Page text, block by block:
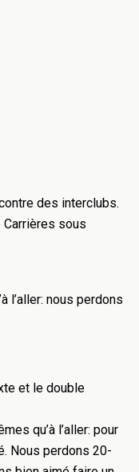
des interclubs.
Carrières sous
l’aller: nous perdons
et le double
qu’à l’aller: pour
Nous perdons 20-